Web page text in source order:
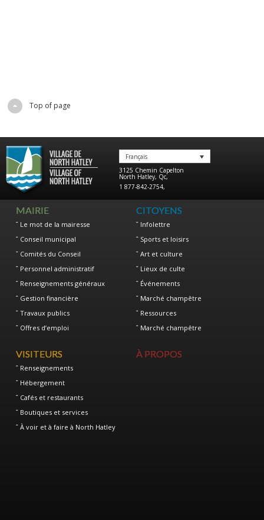
Top of page
Français
3125 Chemin Capelton
North Hatley, Qc,
1 877-842-2754,
MAIRIE
Le mot de la mairesse
Conseil municipal
Comités du Conseil
Personnel administratif
Renseignements généraux
Gestion financière
Travaux publics
Offres d’emploi
CITOYENS
Infolettre
Sports et loisirs
Art et culture
Lieux de culte
Événements
Marché champêtre
Ressources
Marché champêtre
VISITEURS
Renseignements
Hébergement
Cafés et restaurants
Boutiques et services
À voir et à faire à North Hatley
À PROPOS